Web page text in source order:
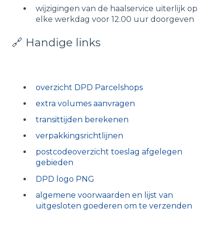
wijzigingen van de haalservice uiterlijk op
elke werkdag voor 12.00 uur doorgeven
🔗 Handige links
overzicht DPD Parcelshops
extra volumes aanvragen
transittijden berekenen
verpakkingsrichtlijnen
postcodeoverzicht toeslag afgelegen
gebieden
DPD logo PNG
algemene voorwaarden en lijst van
uitgesloten goederen om te verzenden